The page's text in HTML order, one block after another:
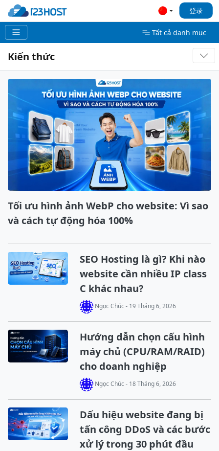
登录
Tất cả danh mục
Kiến thức
Tối ưu hình ảnh WebP cho website: Vì sao
và cách tự động hóa 100%
SEO Hosting là gì? Khi nào
website cần nhiều IP class
C khác nhau?
Ngọc Chúc - 19 Tháng 6, 2026
Hướng dẫn chọn cấu hình
máy chủ (CPU/RAM/RAID)
cho doanh nghiệp
Ngọc Chúc - 18 Tháng 6, 2026
Dấu hiệu website đang bị
tấn công DDoS và các bước
xử lý trong 30 phút đầu